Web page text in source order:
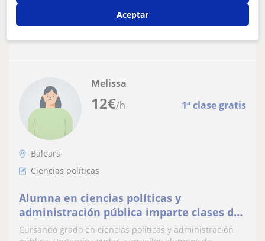
ver más Contactar
12€/h 1ª clase gratis
Melissa
Balears
Ciencias políticas
Alumna en ciencias políticas y
administración pública imparte clases de
repaso
Cursando grado en ciencias políticas y administración
Aceptar